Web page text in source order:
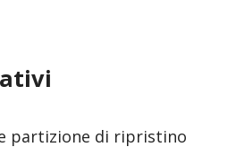
partizione di ripristino